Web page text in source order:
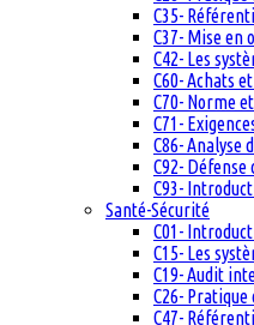
C35-
C37- Mise en
C42- Les
C60- Achats
C70- Norme
C71-
C86- Analyse
C92-
C93-
Santé-Sécurité
C01-
C15- Les
C19- Audit
C26- Pratique
C47-